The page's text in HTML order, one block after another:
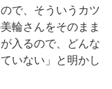
で、そういうカツ
輪さんをそのまま
入るので、どんな
いない」と明かし